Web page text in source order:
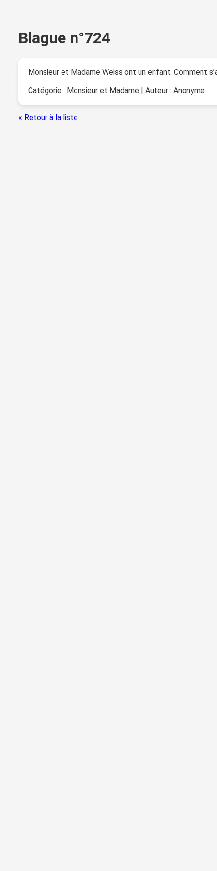
Blague n°724
Monsieur et Madame Weiss ont un enfant. Comment
Catégorie : Monsieur et Madame | Auteur : Anonyme
« Retour à la liste